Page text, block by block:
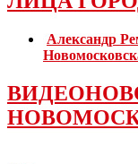
Александр